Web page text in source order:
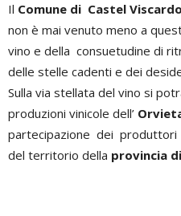
Il Comune di Castel Viscardo
non è mai venuto meno a
vino e della consuetudine di
delle stelle cadenti e dei
Sulla via stellata del vino si
produzioni vinicole dell’
partecipazione dei produttori
del territorio della provincia